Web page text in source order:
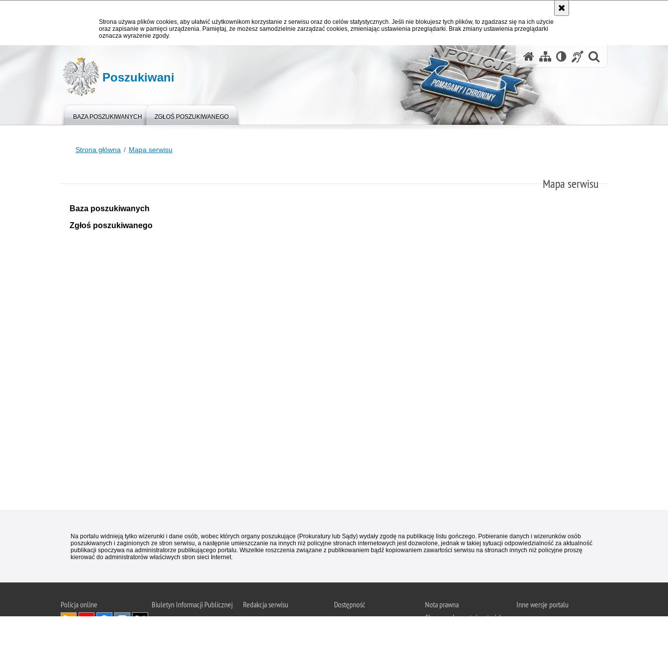
Strona używa plików cookies, aby ułatwić użytkownikom korzystanie z serwisu oraz do celów statystycznych. Jeśli nie blokujesz tych plików, to zgadzasz się na ich użycie
oraz zapisanie w pamięci urządzenia. Pamiętaj, że możesz samodzielnie zarządzać cookies, zmieniając ustawienia przeglądarki. Brak zmiany ustawienia przeglądarki
oznacza wyrażenie zgody.
Poszukiwani
BAZA POSZUKIWANYCH ZGŁOŚ POSZUKIWANEGO
Strona główna Mapa serwisu
Mapa serwisu
Baza poszukiwanych
Zgłoś poszukiwanego
Na portalu widnieją tylko wizerunki i dane osób, wobec których organy poszukujące (Prokuratury lub Sądy) wydały zgodę na publikację listu gończego. Pobieranie danych i wizerunków osób
poszukiwanych i zaginionych ze stron serwisu, a następnie umieszczanie na innych niż policyjne stronach internetowych jest dozwolone, jednak w takiej sytuacji odpowiedzialność za aktualność
publikacji spoczywa na administratorze publikującego portalu. Wszelkie roszczenia związane z publikowaniem bądź kopiowaniem zawartości serwisu na stronach innych niż policyjne proszę
kierować do administratorów właściwych stron sieci Internet.
Policjaonline
Biuletyn Informacji Publicznej
Redakcja serwisu
Dostępność
Nota prawna
Chcesz wykorzystać materiał
Inne wersje portalu